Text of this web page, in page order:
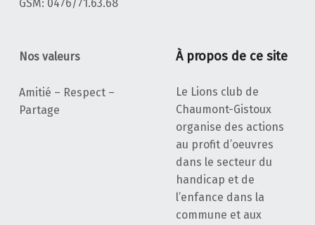
‭GSM: 0476/71.63.68‬
Nos valeurs
Amitié – Respect –
Partage
À propos de ce site
Le Lions club de
Chaumont-Gistoux
organise des actions
au profit d’oeuvres
dans le secteur du
handicap et de
l’enfance dans la
commune et aux